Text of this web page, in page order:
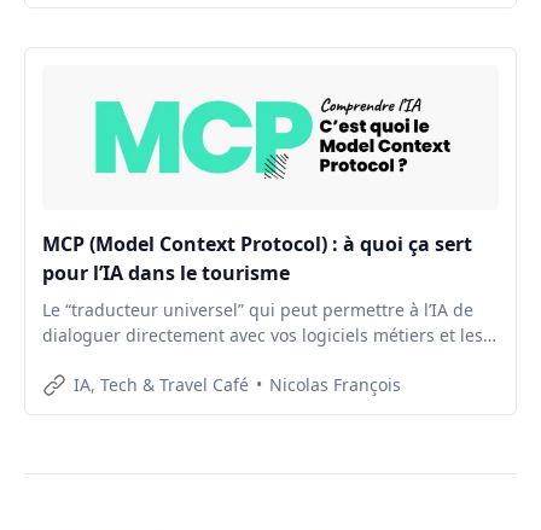
MCP (Model Context Protocol) : à quoi ça sert
pour l’IA dans le tourisme
Le “traducteur universel” qui peut permettre à l’IA de
dialoguer directement avec vos logiciels métiers et les
IA, Tech & Travel Café
Nicolas François